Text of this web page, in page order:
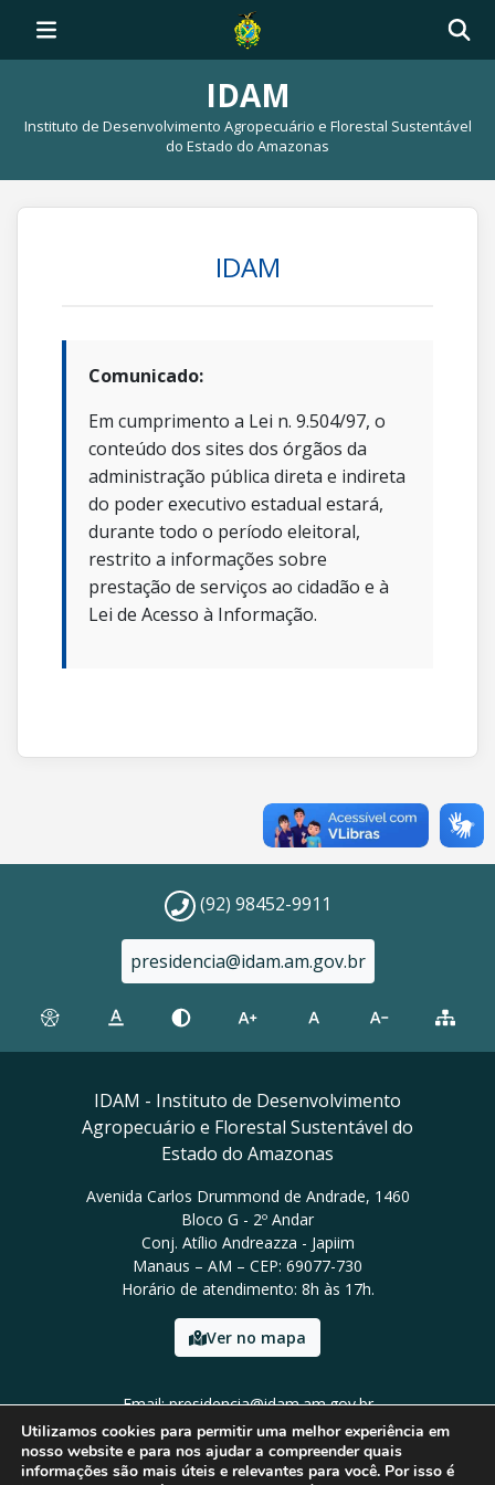
IDAM
Instituto de Desenvolvimento Agropecuário e Florestal Sustentável
do Estado do Amazonas
IDAM
Comunicado:
Em cumprimento a Lei n. 9.504/97, o
conteúdo dos sites dos órgãos da
administração pública direta e indireta
do poder executivo estadual estará,
durante todo o período eleitoral,
restrito a informações sobre
prestação de serviços ao cidadão e à
Lei de Acesso à Informação.
(92) 98452-9911
presidencia@idam.am.gov.br
IDAM - Instituto de Desenvolvimento
Agropecuário e Florestal Sustentável do
Estado do Amazonas
Avenida Carlos Drummond de Andrade, 1460
Bloco G - 2º Andar
Conj. Atílio Andreazza - Japiim
Manaus – AM – CEP: 69077-730
Horário de atendimento: 8h às 17h.
Ver no mapa
Email: presidencia@idam.am.gov.br
Tel: (92) 98452-9911
Utilizamos cookies para permitir uma melhor experiência em
nosso website e para nos ajudar a compreender quais
informações são mais úteis e relevantes para você. Por isso é